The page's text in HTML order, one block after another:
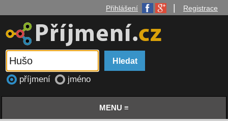
Přihlášení Registrace
příjmení jméno
MENU ≡